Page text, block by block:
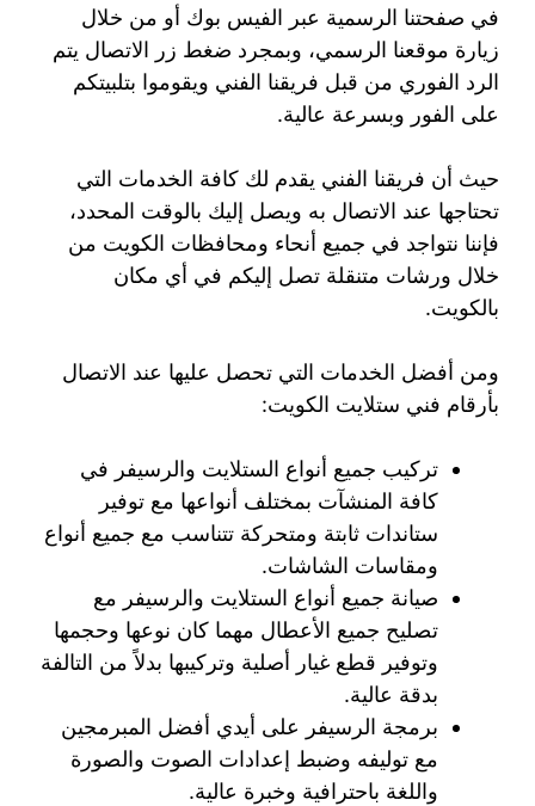
في صفحتنا الرسمية عبر الفيس بوك أو من خلال
زيارة موقعنا الرسمي، وبمجرد ضغط زر الاتصال يتم
الرد الفوري من قبل فريقنا الفني ويقوموا بتلبيتكم
على الفور وبسرعة عالية.
حيث أن فريقنا الفني يقدم لك كافة الخدمات التي
تحتاجها عند الاتصال به ويصل إليك بالوقت المحدد،
فإننا نتواجد في جميع أنحاء ومحافظات الكويت من
خلال ورشات متنقلة تصل إليكم في أي مكان
بالكويت.
ومن أفضل الخدمات التي تحصل عليها عند الاتصال
بأرقام فني ستلايت الكويت:
تركيب جميع أنواع الستلايت والرسيفر في
كافة المنشآت بمختلف أنواعها مع توفير
ستاندات ثابتة ومتحركة تتناسب مع جميع أنواع
ومقاسات الشاشات.
صيانة جميع أنواع الستلايت والرسيفر مع
تصليح جميع الأعطال مهما كان نوعها وحجمها
وتوفير قطع غيار أصلية وتركيبها بدلاً من التالفة
بدقة عالية.
برمجة الرسيفر على أيدي أفضل المبرمجين
مع توليفه وضبط إعدادات الصوت والصورة
واللغة باحترافية وخبرة عالية.